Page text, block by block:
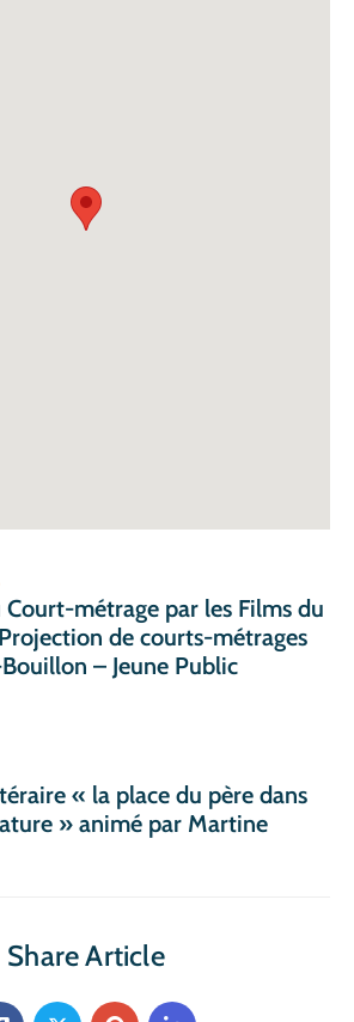
Court-métrage par les Films du
de courts-métrages
– Jeune Public
« la place du père dans
» animé par Martine
Share Article